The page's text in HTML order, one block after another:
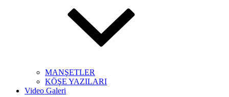
MANŞETLER
KÖŞE YAZILARI
Video Galeri